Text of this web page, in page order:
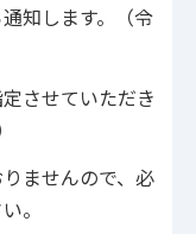
知します。（令
させていただき
ませんので、必
。